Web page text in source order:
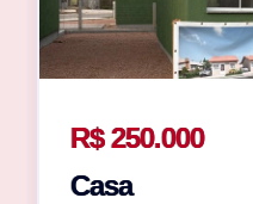
R$ 250.000
Casa